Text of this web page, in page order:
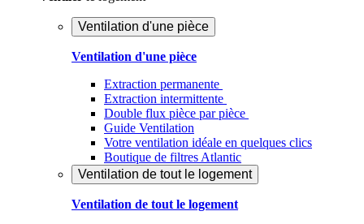
Ventilation d'une pièce
Ventilation d'une pièce
Extraction permanente
Extraction intermittente
Double flux pièce par pièce
Guide Ventilation
Votre ventilation idéale en quelques clics
Boutique de filtres Atlantic
Ventilation de tout le logement
Ventilation de tout le logement